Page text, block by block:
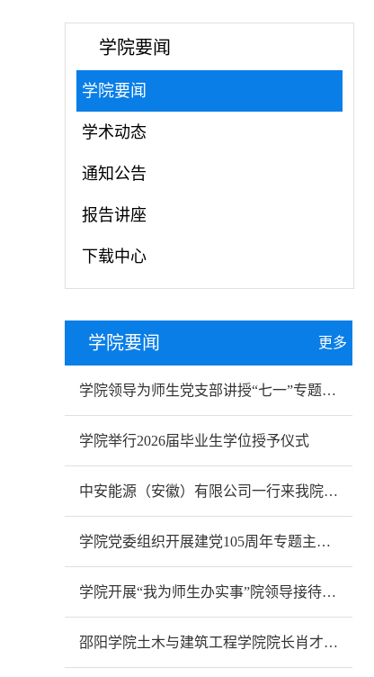
学院要闻
学院要闻
学术动态
通知公告
报告讲座
下载中心
学院要闻 更多
学院领导为师生党支部讲授“七一”专题党课
学院举行2026届毕业生学位授予仪式
中安能源（安徽）有限公司一行来我院开展合作交流
学院党委组织开展建党105周年专题主题党日活动
学院开展“我为师生办实事”院领导接待日活动
‌邵阳学院土木与建筑工程学院院长肖才远一行来我院交流智慧交通专业建设